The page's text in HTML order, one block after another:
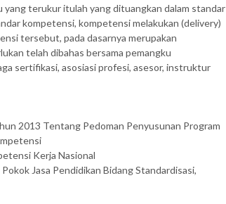
yang terukur itulah yang dituangkan dalam standar
kompetensi, kompetensi melakukan (delivery)
tersebut, pada dasarnya merupakan
telah dibahas bersama pemangku
sertifikasi, asosiasi profesi, asesor, instruktur
2013 Tentang Pedoman Penyusunan Program
Kerja Nasional
Jasa Pendidikan Bidang Standardisasi,